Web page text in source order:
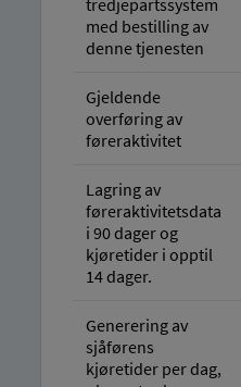
med bestilling av
denne tjenesten
Gjeldende
overføring av
føreraktivitet
Lagring av
føreraktivitetsdata
i 90 dager og
kjøretider i opptil
14 dager.
Generering av
sjåførens
kjøretider per dag,